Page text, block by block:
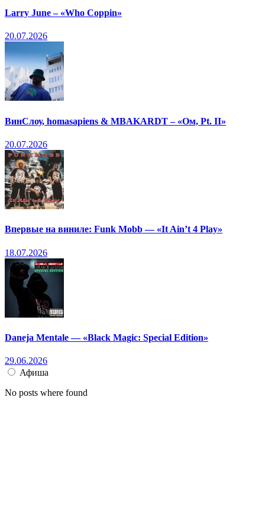
Larry June – «Who Coppin»
20.07.2026
ВинСлоу, homasapiens & MBAKARDT – «Ом, Pt. II»
20.07.2026
Впервые на виниле: Funk Mobb — «It Ain’t 4 Play»
18.07.2026
Daneja Mentale — «Black Magic: Special Edition»
29.06.2026
Афиша
No posts where found